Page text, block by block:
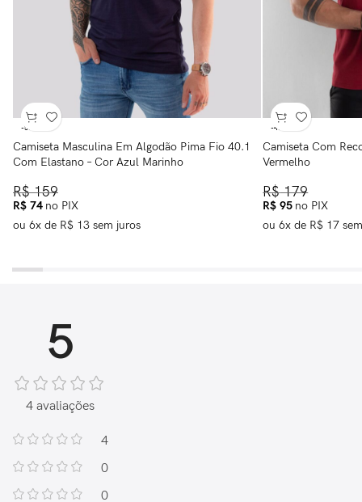
-50%
Camiseta Masculina Em Algodão Pima Fio 40.1
Com Elastano – Cor Azul Marinho
R$159
R$ 74 no PIX
ou 6x de R$ 13 sem juros
-43%
Camiseta Com
Vermelho
R$179
R$ 95 no PIX
ou6x de R$ 17
5
4 avaliações
4
0
0